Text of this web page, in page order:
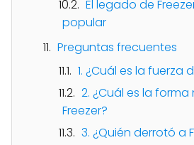
El legado de
popular
Preguntas frecuentes
1. ¿Cuál es la fuerza
2. ¿Cuál es la
Freezer?
3. ¿Quién derrotó a